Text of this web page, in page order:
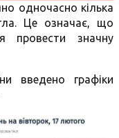
одночасно кілька
Це означає, що
провести значну
введено графіки